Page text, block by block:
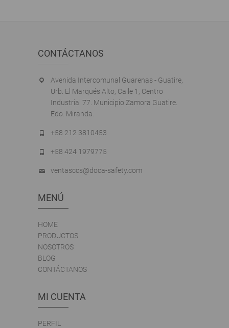
CONTÁCTANOS
Avenida Intercomunal Guarenas - Guatire,
Urb. El Marqués Alto, Calle 1, Centro
Industrial 77. Municipio Zamora Guatire.
Edo. Miranda.
+58 212 3810453
+58 424 1979775
ventasccs@doca-safety.com
MENÚ
HOME
PRODUCTOS
NOSOTROS
BLOG
CONTÁCTANOS
MI CUENTA
PERFIL